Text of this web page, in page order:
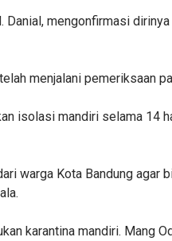
Danial, mengonfirmasi
menjalani pemeriksaan
isolasi mandiri selama 14
warga Kota Bandung agar
karantina mandiri. Mang